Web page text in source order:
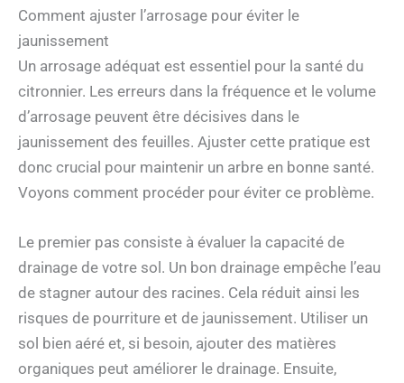
Comment ajuster l’arrosage pour éviter le
jaunissement
Un arrosage adéquat est essentiel pour la santé du
citronnier. Les erreurs dans la fréquence et le volume
d’arrosage peuvent être décisives dans le
jaunissement des feuilles. Ajuster cette pratique est
donc crucial pour maintenir un arbre en bonne santé.
Voyons comment procéder pour éviter ce problème.
Le premier pas consiste à évaluer la capacité de
drainage de votre sol. Un bon drainage empêche l’eau
de stagner autour des racines. Cela réduit ainsi les
risques de pourriture et de jaunissement. Utiliser un
sol bien aéré et, si besoin, ajouter des matières
organiques peut améliorer le drainage. Ensuite,